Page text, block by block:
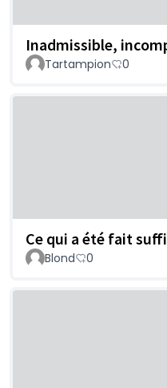
Inadmissible,
Tartampion 0
Ce qui a été fait
Blond 0